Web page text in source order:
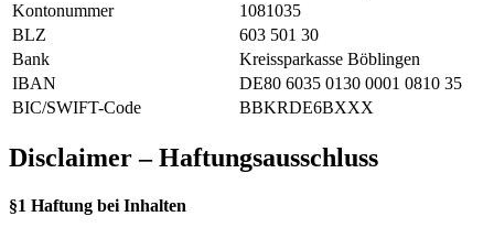
Kontonummer
1081035
BLZ
603 501 30
Bank
Kreissparkasse Böblingen
IBAN
DE80 6035 0130 0001 0810 35
BIC/SWIFT-Code
BBKRDE6BXXX
Disclaimer – Haftungsausschluss
§1 Haftung bei Inhalten